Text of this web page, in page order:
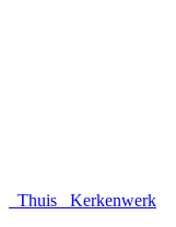
Thuis
Kerkenwerk